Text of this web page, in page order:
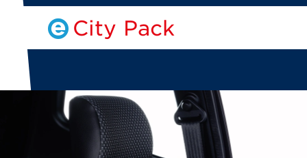
City Pack